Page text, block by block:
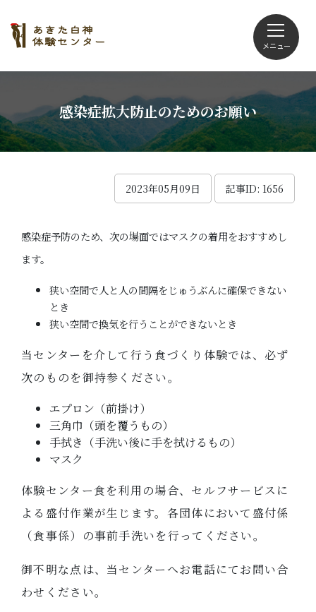
メニュー
Foreign language
活動プログラム
利用申し込み
お知らせ
ブログ
感染症拡大防止のためのお願い
2023年05月09日 記事ID: 1656
感染症予防のため、次の場面ではマスクの着用をおすすめし
ます。
狭い空間で人と人の間隔をじゅうぶんに確保できない
とき
狭い空間で換気を行うことができないとき
当センターを介して行う食づくり体験では、必ず
次のものを御持参ください。
エプロン（前掛け）
三角巾（頭を覆うもの）
手拭き（手洗い後に手を拭けるもの）
マスク
体験センター食を利用の場合、セルフサービスに
よる盛付作業が生じます。各団体において盛付係
（食事係）の事前手洗いを行ってください。
御不明な点は、当センターへお電話にてお問い合
わせください。